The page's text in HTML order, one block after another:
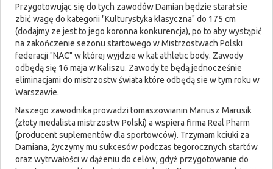
Przygotowując się do tych zawodów Damian będzie starał sie
zbić wagę do kategorii "Kulturystyka klasyczna" do 175 cm
(dodajmy ze jest to jego koronna konkurencja), po to aby wystąpić
na zakończenie sezonu startowego w Mistrzostwach Polski
federacji "NAC" w której wyjdzie w kat athletic body. Zawody
odbędą się 16 maja w Kaliszu. Zawody te będą jednocześnie
eliminacjami do mistrzostw świata które odbędą sie w tym roku w
Warszawie.
Naszego zawodnika prowadzi tomaszowianin Mariusz Marusik
(złoty medalista mistrzostw Polski) a wspiera firma Real Pharm
(producent suplementów dla sportowców). Trzymam kciuki za
Damiana, życzymy mu sukcesów podczas tegorocznych startów
oraz wytrwałości w dążeniu do celów, gdyż przygotowanie do